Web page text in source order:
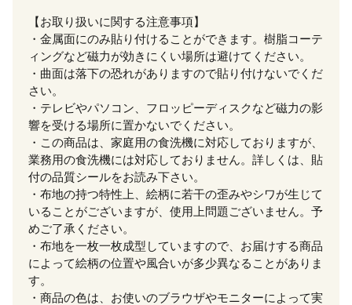
【お取り扱いに関する注意事項】
・金属面にのみ貼り付けることができます。樹脂コーテ
ィングなど磁力が効きにくい場所は避けてください。
・曲面は落下の恐れがありますので貼り付けないでくだ
さい。
・テレビやパソコン、フロッピーディスクなど磁力の影
響を受ける場所に置かないでください。
・この商品は、家庭用の食洗機に対応しておりますが、
業務用の食洗機には対応しておりません。詳しくは、貼
付の品質シールをお読み下さい。
・布地の持つ特性上、絵柄に若干の歪みやシワが生じて
いることがございますが、使用上問題ございません。予
めご了承ください。
・布地を一枚一枚成型していますので、お届けする商品
によって絵柄の位置や風合いが多少異なることがありま
す。
・商品の色は、お使いのブラウザやモニターによって実